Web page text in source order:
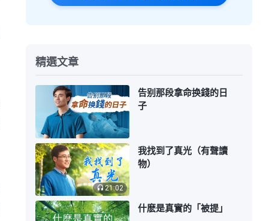
精選文章
告别那段拿命换錢的日
子
21:02
我找到了真光（有聲讀
物）
什麽是真實的「被提」